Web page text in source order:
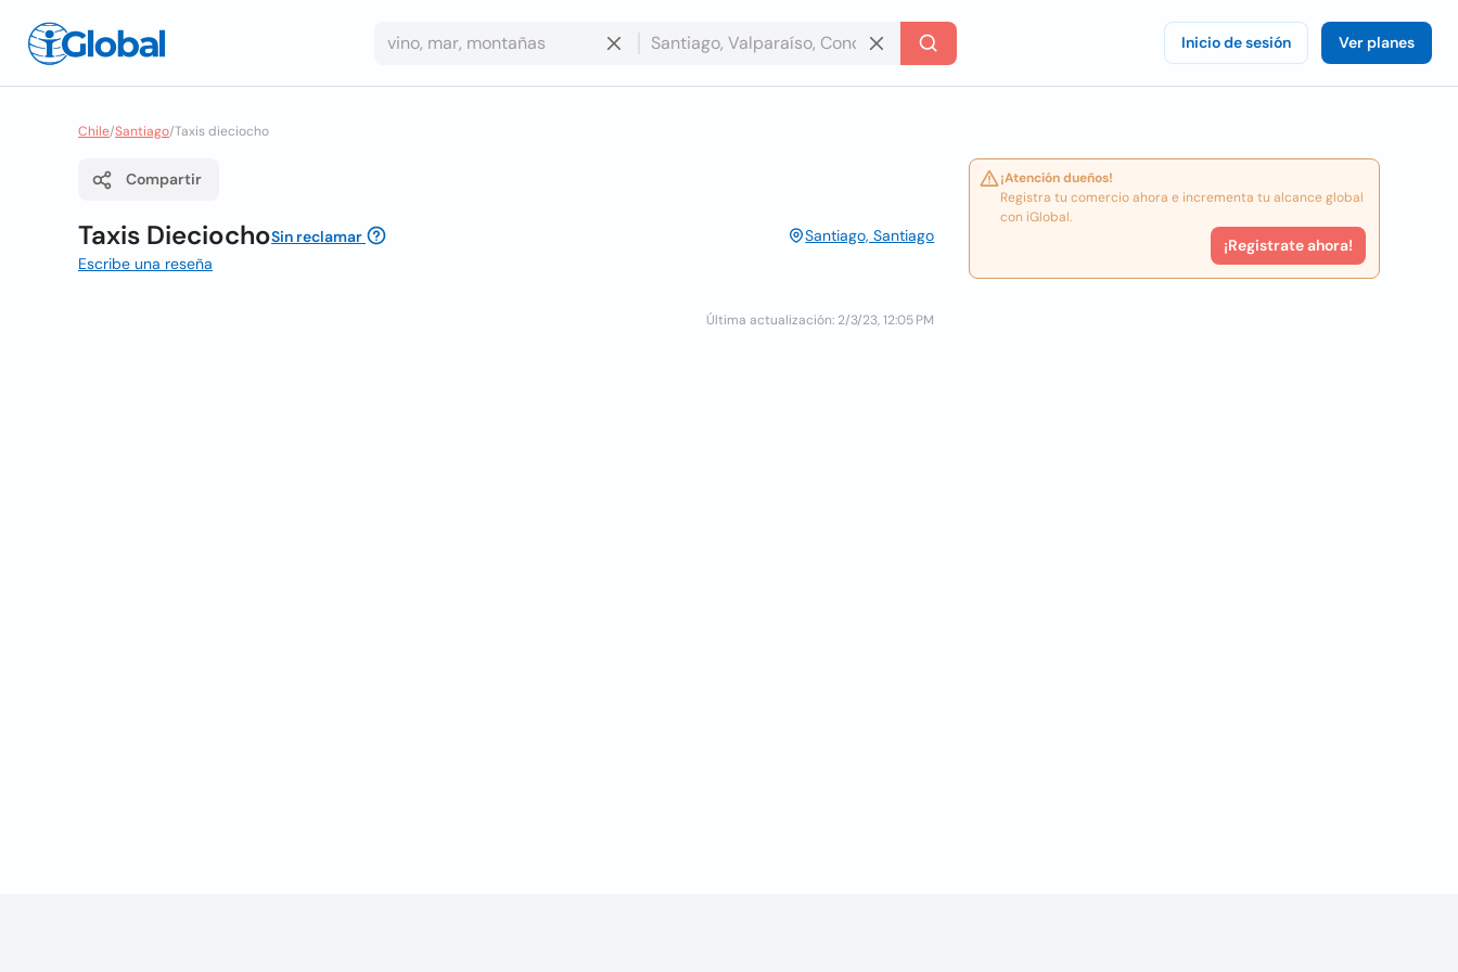
Inicio de sesión Ver planes
Chile/Santiago/Taxis dieciocho
Compartir
Taxis DieciochoSin reclamar
Santiago, Santiago
Escribe una reseña
Última actualización: 2/3/23, 12:05 PM
¡Atención dueños!
Registra tu comercio ahora e incrementa tu alcance global
con iGlobal.
¡Registrate ahora!